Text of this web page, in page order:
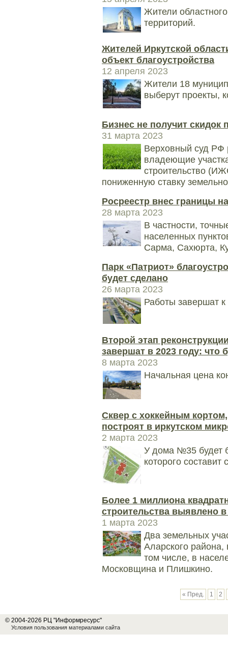
Жители
территорий.
Жителей Иркутской
объект благоустройства
12 апреля 2023
Жители 18
выберут проекты,
Бизнес не получит
31 марта 2023
Верховный суд РФ
владеющие
строительство
пониженную ставку
Росреестр внес границы
28 марта 2023
В частности,
населенных
Сарма, Сахюрта,
Парк «Патриот»
будет сделано
26 марта 2023
Работы завершат к
Второй этап
завершат в 2023 году: что
8 марта 2023
Начальная цена
Сквер с хоккейным
построят в иркутском
2 марта 2023
У дома №35 будет
которого
Более 1 миллиона
строительства выявлено
1 марта 2023
Два земельных
Аларского района,
том числе, в
Московщина и Плишкино.
« Пред. 1 2
© 2004-2026 РЦ "Информресурс"
Условия пользования материалами сайта